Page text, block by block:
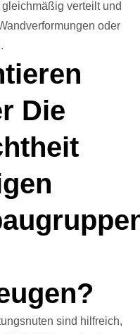
verteilt und
oder
Die
sind hilfreich,